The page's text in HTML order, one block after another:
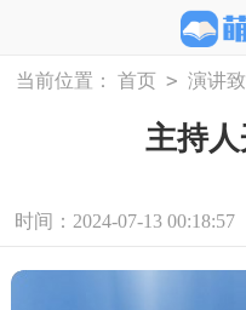
当前位置： 首页 > 演讲
主持
时间：2024-07-13 00:18:57